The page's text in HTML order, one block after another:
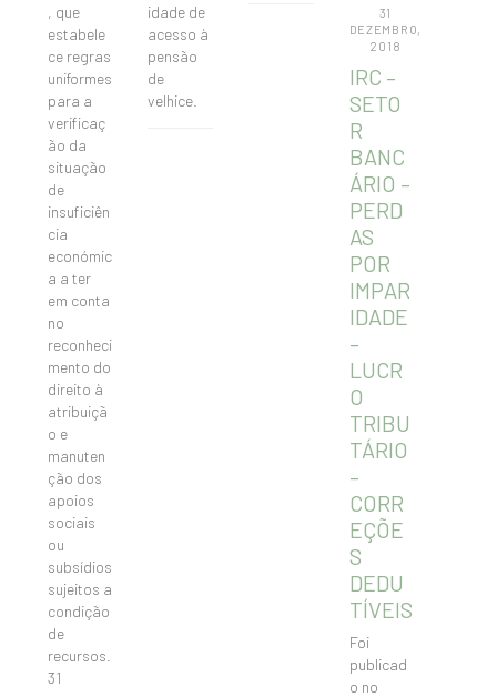
, que
estabele
ce regras
uniformes
para a
verificaç
ão da
situação
de
insuficiên
cia
económic
a a ter
em conta
no
reconheci
mento do
direito à
atribuiçã
o e
manuten
ção dos
apoios
sociais
ou
subsídios
sujeitos a
condição
de
recursos.
31
idade de
acesso à
pensão
de
velhice.
31
DEZEMBRO,
2018
IRC –
SETO
R
BANC
ÁRIO –
PERD
AS
POR
IMPAR
IDADE
–
LUCR
O
TRIBU
TÁRIO
–
CORR
EÇÕE
S
DEDU
TÍVEIS
Foi
publicad
o no